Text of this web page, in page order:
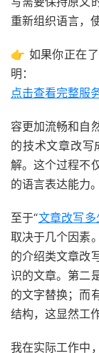
重新组织语言，
👉 如果你正在
明：
点击查看完整服
容更加流畅和自
的技术文章改写
解。这个过程不
的语言表达能力。
至于“文章改写多
取决于几个因素
的介绍类文章改
识的文章。第二
的文字替换；而
结构，这显然工
我在实际工作中